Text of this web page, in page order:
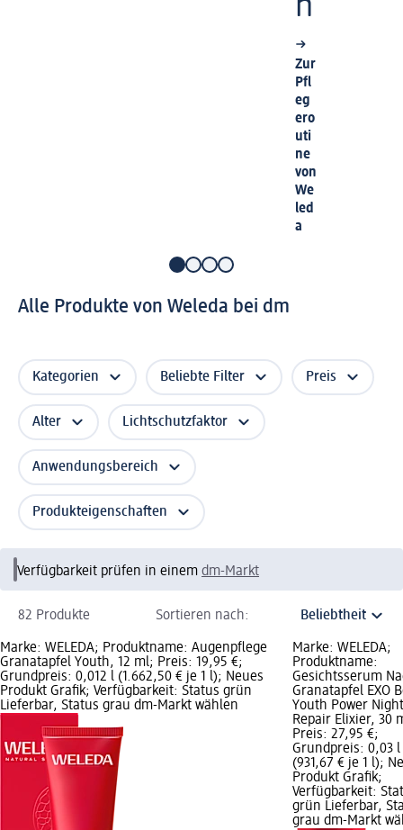
Zur
Pfl
eg
ero
uti
ne
von
We
led
a
Alle Produkte von Weleda bei dm
Kategorien Beliebte Filter Preis
Alter Lichtschutzfaktor
Anwendungsbereich
Produkteigenschaften
Verfügbarkeit prüfen in einem dm-Markt
82 Produkte Sortieren nach:
Marke: WELEDA; Produktname: Augenpflege
Granatapfel Youth, 12 ml; Preis: 19,95 €;
Grundpreis: 0,012 l (1.662,50 € je 1 l); Neues
Produkt Grafik; Verfügbarkeit: Status grün
Lieferbar, Status grau dm-Markt wählen
Marke: WELEDA;
Produktname:
Gesichtsserum
Granatapfel EXO
Youth Power Night
Repair Elixier, 30
Preis: 27,95 €;
Grundpreis: 0,03 l
(931,67 € je 1 l);
Produkt Grafik;
Verfügbarkeit:
grün Lieferbar,
grau dm-Markt